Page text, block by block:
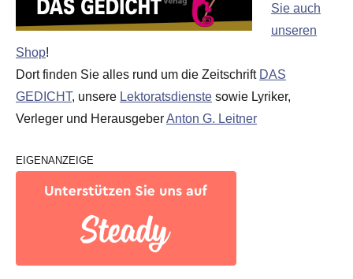
Sie auch
unseren
Shop!
Dort finden Sie alles rund um die Zeitschrift DAS
GEDICHT, unsere Lektoratsdienste sowie Lyriker,
Verleger und HerausgeberAnton G. Leitner
EIGENANZEIGE